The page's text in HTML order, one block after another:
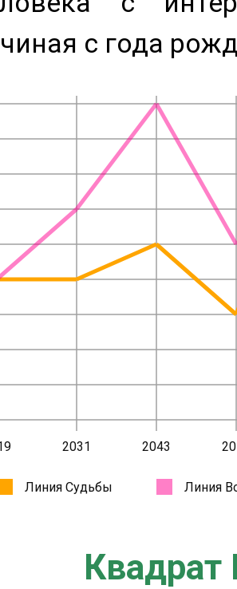
с года
Квадрат